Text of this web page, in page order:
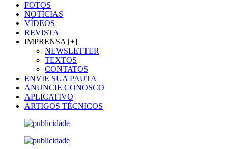
FOTOS
NOTÍCIAS
VÍDEOS
REVISTA
IMPRENSA [+]
NEWSLETTER
TEXTOS
CONTATOS
ENVIE SUA PAUTA
ANUNCIE CONOSCO
APLICATIVO
ARTIGOS TÉCNICOS